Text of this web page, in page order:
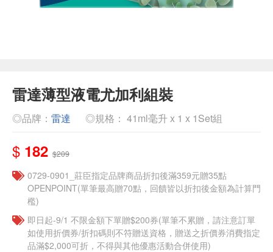
雷達薄型液電尤加利組裝
◎品牌： 雷達 ◎規格： 41ml毫升 x 1 x 1Set組
$ 182 $209
0729-0901_莊臣指定品牌商品折扣後滿359元贈35點
OPENPOINT(單筆最高贈70點，回饋皆以折扣後金額為計算門
檻)
即日起-9/1 不限金額下單贈$200券(單筆不累贈，請注意訂單
如使用折價券/折扣碼則不符贈送資格，贈送之折價券消費指定
品滿$2,000可折，不得與其他優惠活動合併使用)